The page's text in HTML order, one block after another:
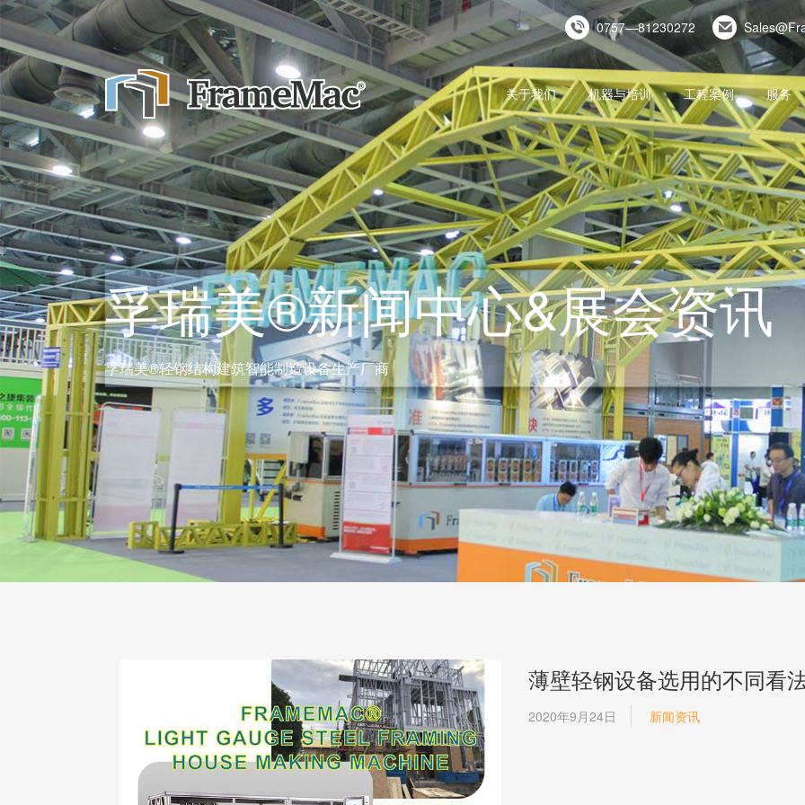
0757—81230272
关于我们 机器与培训 工程案例 服务
孚瑞美®新闻中心&展会资讯
孚瑞美®轻钢结构建筑智能制造设备生产厂商
薄壁轻钢设备选用的不同看
2020年9月24日 新闻资讯